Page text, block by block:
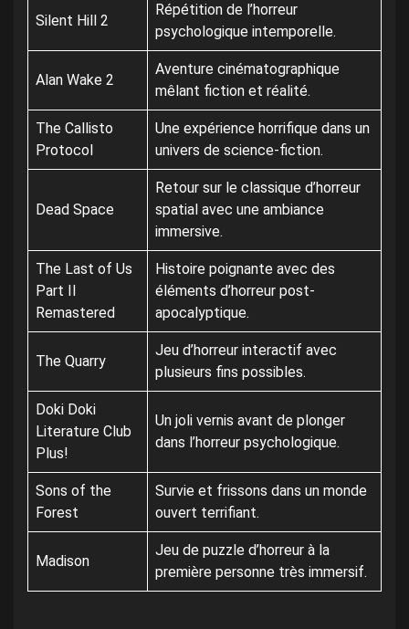
Silent Hill 2
Répétition de l’horreur
psychologique intemporelle.
Alan Wake 2
Aventure cinématographique
mêlant fiction et réalité.
The Callisto
Protocol
Une expérience horrifique dans un
univers de science-fiction.
Dead Space
Retour sur le classique d’horreur
spatial avec une ambiance
immersive.
The Last of Us
Part II
Remastered
Histoire poignante avec des
éléments d’horreur post-
apocalyptique.
The Quarry
Jeu d’horreur interactif avec
plusieurs fins possibles.
Doki Doki
Literature Club
Plus!
Un joli vernis avant de plonger
dans l’horreur psychologique.
Sons of the
Forest
Survie et frissons dans un monde
ouvert terrifiant.
Madison
Jeu de puzzle d’horreur à la
première personne très immersif.